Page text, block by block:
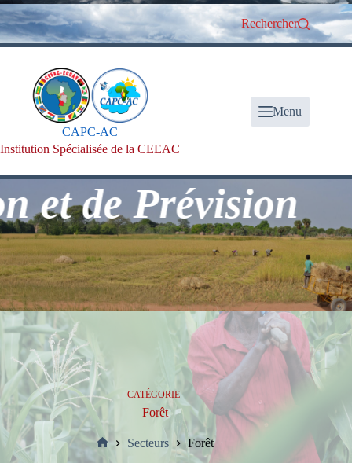
Passer
au
contenu
Rechercher
CAPC-AC
Institution Spécialisée de la CEEAC
Menu
Prévision
CATÉGORIE
Forêt
Accueil
Secteurs Forêt